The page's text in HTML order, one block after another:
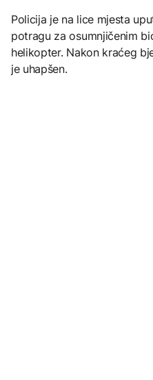
Policija je na lice mjesta
potragu za osumnjičenim
helikopter. Nakon kraćeg
je uhapšen.